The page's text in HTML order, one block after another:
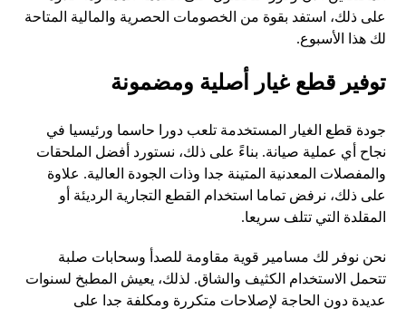
على ذلك، استفد بقوة من الخصومات الحصرية والمالية المتاحة
لك هذا الأسبوع.
توفير قطع غيار أصلية ومضمونة
جودة قطع الغيار المستخدمة تلعب دورا حاسما ورئيسيا في
نجاح أي عملية صيانة. بناءً على ذلك، نستورد أفضل الملحقات
والمفصلات المعدنية المتينة جدا وذات الجودة العالية. علاوة
على ذلك، نرفض تماما استخدام القطع التجارية الرديئة أو
المقلدة التي تتلف سريعا.
نحن نوفر لك مسامير قوية مقاومة للصدأ وسحابات صلبة
تتحمل الاستخدام الكثيف والشاق. لذلك، يعيش المطبخ لسنوات
عديدة دون الحاجة لإصلاحات متكررة ومكلفة جدا على